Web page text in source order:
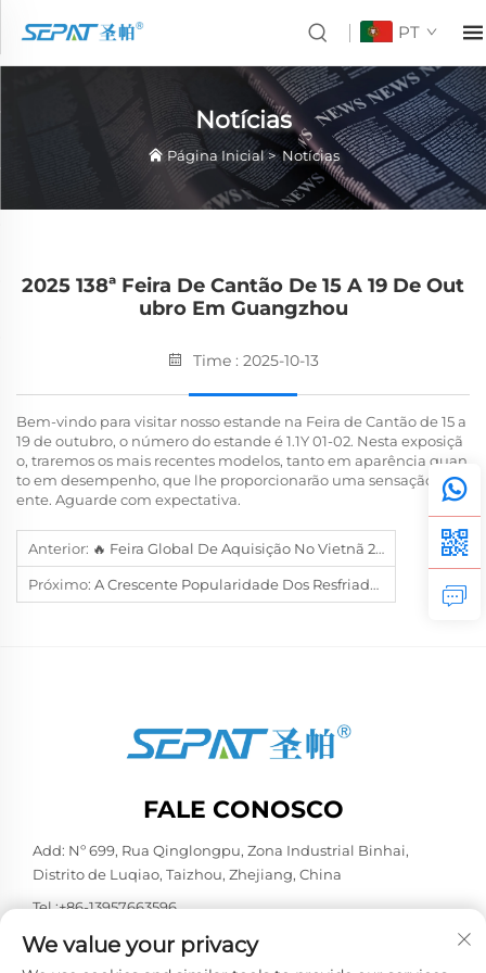
PT
Notícias
Página Inicial>Notícias
2025 138ª Feira De Cantão De 15 A 19 De Out
Ubro Em Guangzhou
Time : 2025-10-13
Bem-vindo para visitar nosso estande na Feira de Cantão de 15 a
19 de outubro, o número do estande é 1.1Y 01-02. Nesta exposiçã
o, traremos os mais recentes modelos, tanto em aparência quan
to em desempenho, que lhe proporcionarão uma sensação difer
ente. Aguarde com expectativa.
Anterior: 🔥 Feira Global De Aquisição No Vietnã 2026: SEPAT No Estande 554 – Seu Centro De Soluções De Refrigeração O Aguarda!
Próximo: A Crescente Popularidade Dos Resfriadores Industriais De Ar No Nosso Negócio B2B
FALE CONOSCO
Add: Nº 699, Rua Qinglongpu, Zona Industrial Binhai,
Distrito de Luqiao, Taizhou, Zhejiang, China
Tel.:+86-13957663596
E-mail:[email protected]
We value your privacy